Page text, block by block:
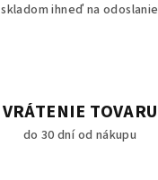
skladom ihneď na odoslanie
VRÁTENIE TOVARU
do 30 dní od nákupu